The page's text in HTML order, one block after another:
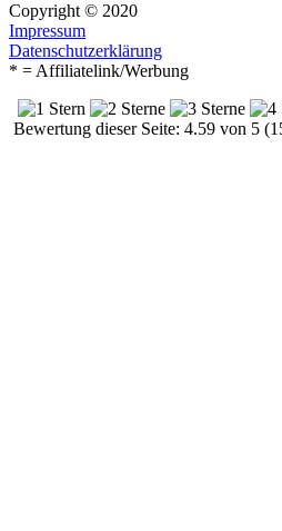
Copyright © 2020
Impressum
Datenschutzerklärung
* = Affiliatelink/Werbung
Bewertung dieser Seite: 4.59 von 5